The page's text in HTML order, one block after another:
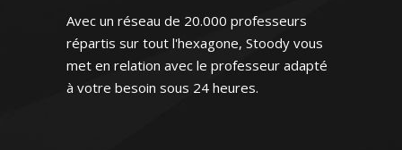
Madame Y. Coralie – Professeur de
mathématiques - Lyon
Avec un réseau de 20.000 professeurs
répartis sur tout l'hexagone, Stoody vous
met en relation avec le professeur adapté
à votre besoin sous 24 heures.